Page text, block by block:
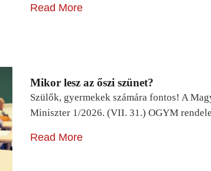
Read More
Mikor lesz az őszi szünet?
Szülők, gyermekek számára fontos! A
Miniszter 1/2026. (VII. 31.) OGYM
Read More